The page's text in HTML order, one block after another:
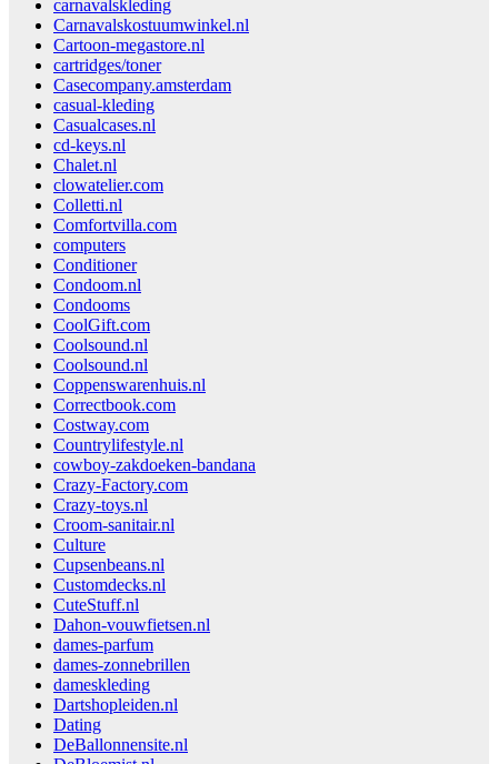
carnavalskleding
Carnavalskostuumwinkel.nl
Cartoon-megastore.nl
cartridges/toner
Casecompany.amsterdam
casual-kleding
Casualcases.nl
cd-keys.nl
Chalet.nl
clowatelier.com
Colletti.nl
Comfortvilla.com
computers
Conditioner
Condoom.nl
Condooms
CoolGift.com
Coolsound.nl
Coolsound.nl
Coppenswarenhuis.nl
Correctbook.com
Costway.com
Countrylifestyle.nl
cowboy-zakdoeken-bandana
Crazy-Factory.com
Crazy-toys.nl
Croom-sanitair.nl
Culture
Cupsenbeans.nl
Customdecks.nl
CuteStuff.nl
Dahon-vouwfietsen.nl
dames-parfum
dames-zonnebrillen
dameskleding
Dartshopleiden.nl
Dating
DeBallonnensite.nl